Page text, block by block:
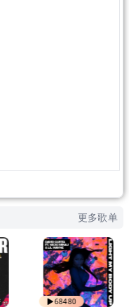
更多歌单
68480